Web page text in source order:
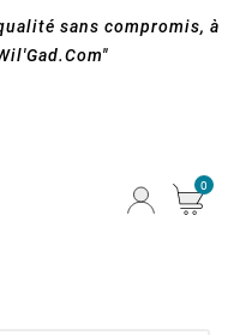
sans compromis, à
0